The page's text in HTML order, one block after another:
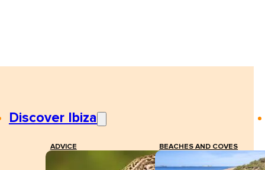
Discover Ibiza
ADVICE BEACHES AND COVES